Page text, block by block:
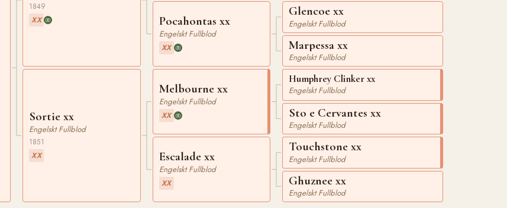
1849
XX
Sortie xx
Engelskt Fullblod
1851
XX
Pocahontas xx
Engelskt Fullblod
XX
Melbourne xx
Engelskt Fullblod
XX
Escalade xx
Engelskt Fullblod
XX
Glencoe xx
Engelskt Fullblod
Marpessa xx
Engelskt Fullblod
Humphrey Clinker xx
Engelskt Fullblod
Sto e Cervantes xx
Engelskt Fullblod
Touchstone xx
Engelskt Fullblod
Ghuznee xx
Engelskt Fullblod